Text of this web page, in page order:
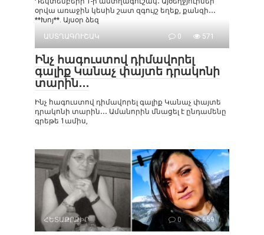
օրվա առաջին կեսին շատ զգույշ եղեք, քանզի․․․
**Խոյ**. Այսօր ձեզ
ԱՍՏՂԱԳՈՒՇԱԿ
0 571
Ինչ հագուստով դիմավորել
գալիք Կանաչ փայտե դրակոնի
տարին․․․
Ինչ հագուստով դիմավորել գալիք Կանաչ փայտե
դրակոնի տարին․․․ Ամանորին մնացել է ընդամենը
գրեթե 1ամիս,
ՀԵՏԱՔՐՔԻՐ 0 659